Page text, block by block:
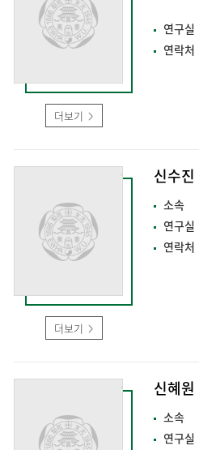
더보기
연구실
연락처
더보기
신수진
소속
연구실
연락처
신혜원
소속
연구실